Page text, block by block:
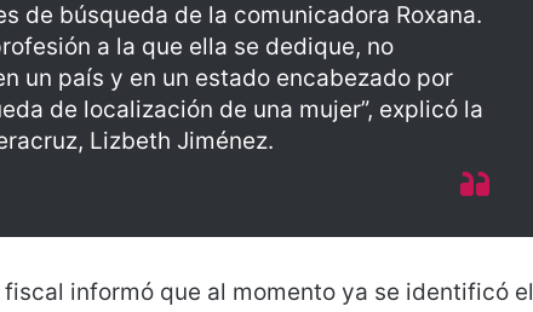
de búsqueda de la comunicadora Roxana.
a la que ella se dedique, no
un país y en un estado encabezado por
de localización de una mujer”, explicó la
Lizbeth Jiménez.
fiscal informó que al momento ya se identificó el